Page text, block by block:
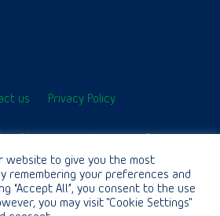
us Privacy Policy
www.aurianagency.lv
website to give you the most
remembering your preferences and
“Accept All”, you consent to the use
you may visit "Cookie Settings"